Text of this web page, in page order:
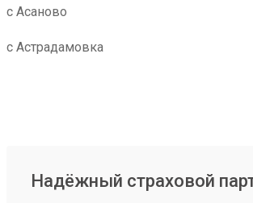
с Асаново
с Астрадамовка
Надёжный страховой